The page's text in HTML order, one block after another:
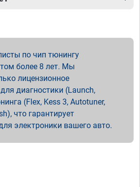
по чип тюнингу
более 8 лет. Мы
лицензионное
диагностики (Launch,
(Flex, Kess 3, Autotuner,
что гарантирует
электроники вашего авто.